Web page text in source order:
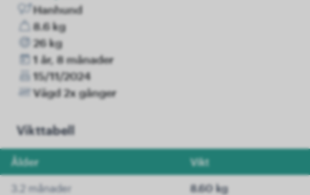
Hanhund
8.6 kg
26 kg
1 år, 8 månader
15/11/2024
Vägd 2x gånger
Vikttabell
Ålder Vikt
3.2 månader 8.60 kg